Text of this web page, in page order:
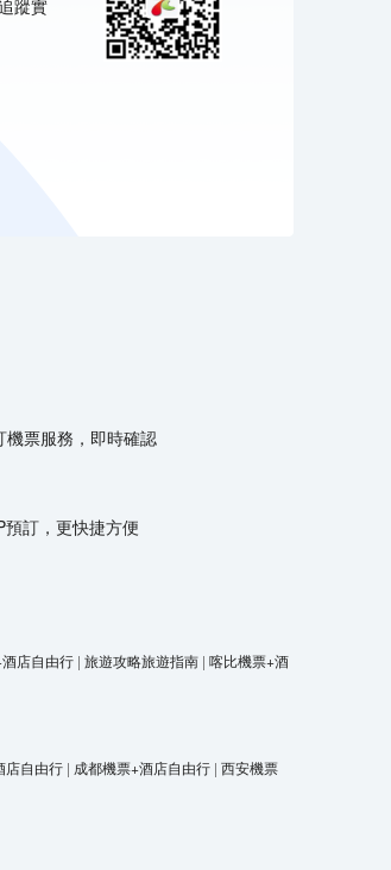
蹤實
機票服務，即時確認
預訂，更快捷方便
店自由行 | 旅遊攻略旅遊指南 | 喀比機票+酒
店自由行 | 成都機票+酒店自由行 | 西安機票